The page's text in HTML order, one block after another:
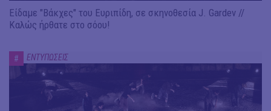
Είδαμε "Βάκχες" του Ευριπίδη, σε σκηνοθεσία J. Gardev //
Καλώς ήρθατε στο σόου!
# ΕΝΤΥΠΩΣΕΙΣ